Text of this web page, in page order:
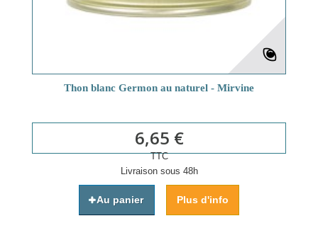
Thon blanc Germon au naturel - Mirvine
6,65 €
TTC
Livraison sous 48h
Au panier Plus d'info